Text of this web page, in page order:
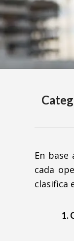
En base
cada
clasifica
1.